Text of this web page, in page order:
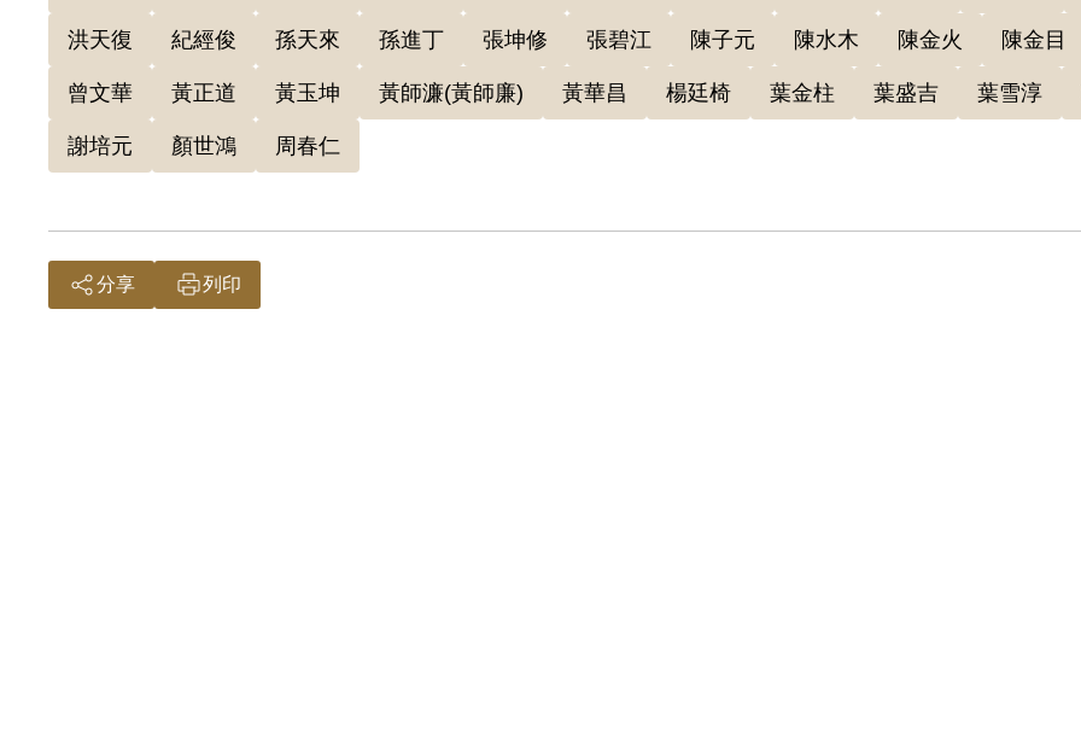
洪天復 紀經俊 孫天來 孫進丁 張坤修 張碧江 陳子元 陳水木 陳金火 陳金目
曾文華 黃正道 黃玉坤 黃師濂(黃師廉) 黃華昌 楊廷椅 葉金柱 葉盛吉 葉雪淳
謝培元 顏世鴻 周春仁
分享 列印